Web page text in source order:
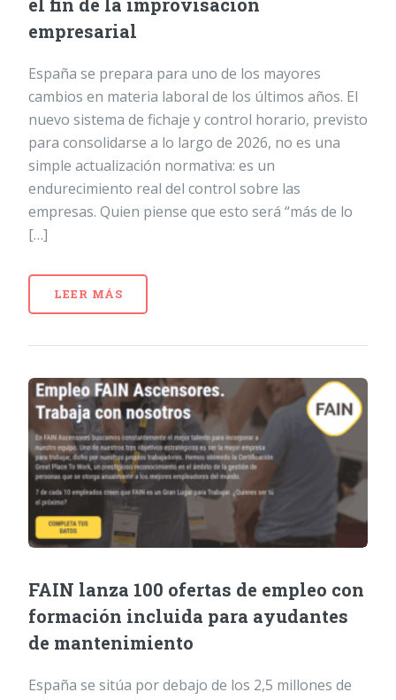
empresarial
España se prepara para uno de los mayores
cambios en materia laboral de los últimos años. El
nuevo sistema de fichaje y control horario, previsto
para consolidarse a lo largo de 2026, no es una
simple actualización normativa: es un
endurecimiento real del control sobre las
empresas. Quien piense que esto será “más de lo
[…]
LEER MÁS
FAIN lanza 100 ofertas de empleo con
formación incluida para ayudantes
de mantenimiento
España se sitúa por debajo de los 2,5 millones de